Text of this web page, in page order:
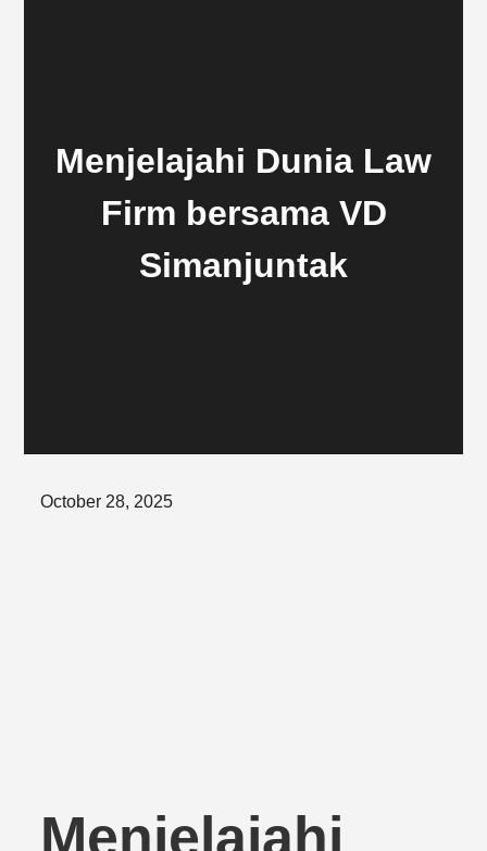
Menjelajahi Dunia Law
Firm bersama VD
Simanjuntak
Posted
October 28, 2025
Menjelajahi